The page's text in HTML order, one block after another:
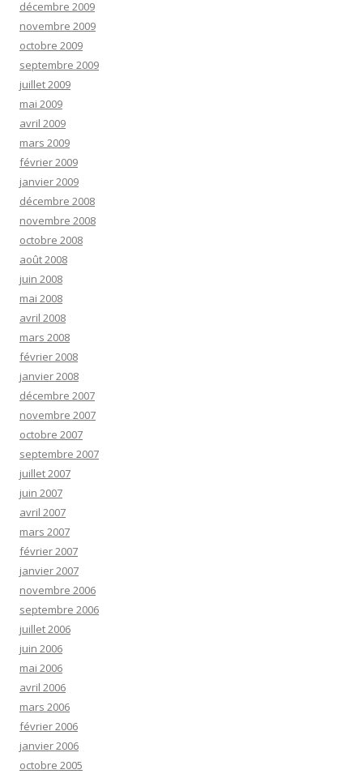
décembre 2009
novembre 2009
octobre 2009
septembre 2009
juillet 2009
mai 2009
avril 2009
mars 2009
février 2009
janvier 2009
décembre 2008
novembre 2008
octobre 2008
août 2008
juin 2008
mai 2008
avril 2008
mars 2008
février 2008
janvier 2008
décembre 2007
novembre 2007
octobre 2007
septembre 2007
juillet 2007
juin 2007
avril 2007
mars 2007
février 2007
janvier 2007
novembre 2006
septembre 2006
juillet 2006
juin 2006
mai 2006
avril 2006
mars 2006
février 2006
janvier 2006
octobre 2005